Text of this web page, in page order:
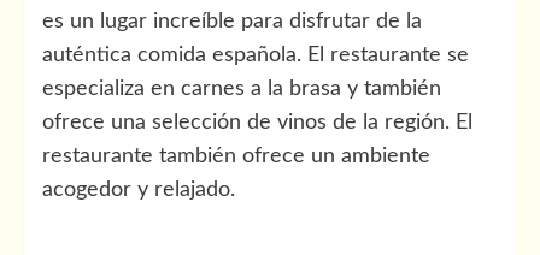
es un lugar increíble para disfrutar de la
auténtica comida española. El restaurante se
especializa en carnes a la brasa y también
ofrece una selección de vinos de la región. El
restaurante también ofrece un ambiente
acogedor y relajado.